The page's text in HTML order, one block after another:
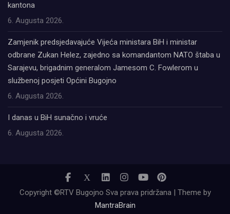
kantona
6. Augusta 2026.
Zamjenik predsjedavajuće Vijeća ministara BiH i ministar
odbrane Zukan Helez, zajedno sa komandantom NATO štaba u
Sarajevu, brigadnim generalom Jamesom C. Fowlerom u
službenoj posjeti Općini Bugojno
6. Augusta 2026.
I danas u BiH sunačno i vruće
6. Augusta 2026.
Copyright ©RTV Bugojno Sva prava pridržana | Theme by
MantraBrain